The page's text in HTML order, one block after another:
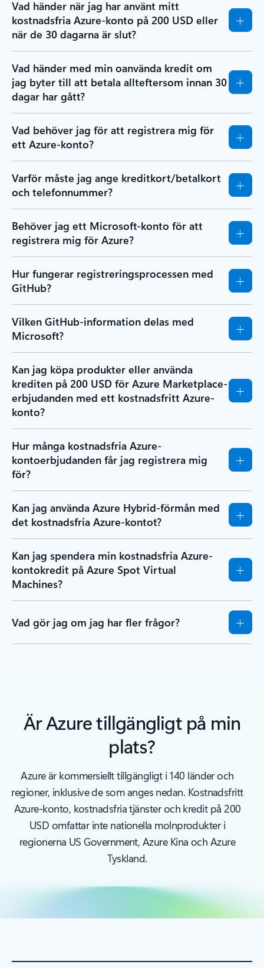
Vad händer när jag har använt mitt
kostnadsfria Azure-konto på 200 USD eller
när de 30 dagarna är slut?
Vad händer med min oanvända kredit om
jag byter till att betala allteftersom innan 30
dagar har gått?
Vad behöver jag för att registrera mig för
ett Azure-konto?
Varför måste jag ange kreditkort/betalkort
och telefonnummer?
Behöver jag ett Microsoft-konto för att
registrera mig för Azure?
Hur fungerar registreringsprocessen med
GitHub?
Vilken GitHub-information delas med
Microsoft?
Kan jag köpa produkter eller använda
krediten på 200 USD för Azure Marketplace-
erbjudanden med ett kostnadsfritt Azure-
konto?
Hur många kostnadsfria Azure-
kontoerbjudanden får jag registrera mig
för?
Kan jag använda Azure Hybrid-förmån med
det kostnadsfria Azure-kontot?
Kan jag spendera min kostnadsfria Azure-
kontokredit på Azure Spot Virtual
Machines?
Vad gör jag om jag har fler frågor?
Är Azure tillgängligt på min
plats?
Azure är kommersiellt tillgängligt i 140 länder och
regioner, inklusive de som anges nedan. Kostnadsfritt
Azure-konto, kostnadsfria tjänster och kredit på 200
USD omfattar inte nationella molnprodukter i
regionerna US Government, Azure Kina och Azure
Tyskland.